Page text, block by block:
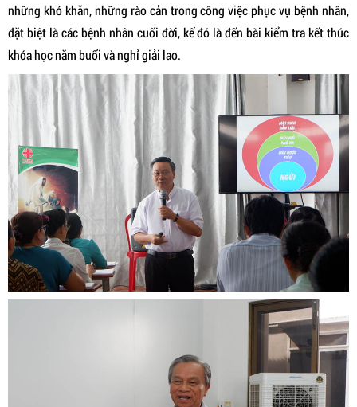
những khó khăn, những rào cản trong công việc phục vụ bệnh nhân,
đặt biệt là các bệnh nhân cuối đời, kế đó là đến bài kiểm tra kết thúc
khóa học năm buổi và nghỉ giải lao.